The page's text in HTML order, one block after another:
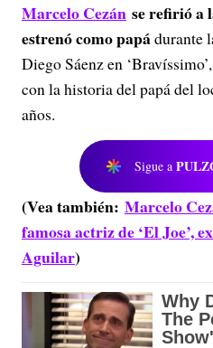
Marcelo Cezán se refirió a
estrenó como papádurante
Diego Sáenz en
con la historia del papá del
años.
Sigue a
(Vea también: Marcelo
famosa actriz de ‘El Joe’,
Aguilar)